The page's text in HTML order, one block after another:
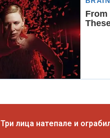
Три лица натепале и